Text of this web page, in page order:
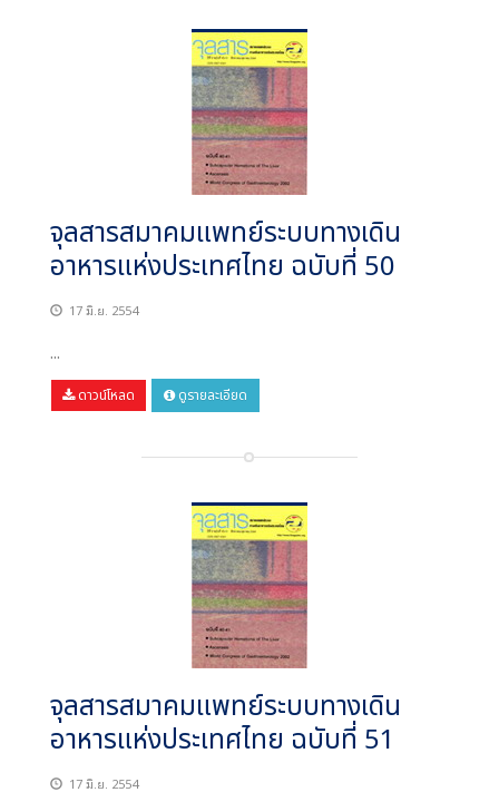
จุลสารสมาคมแพทย์ระบบทางเดิน
อาหารแห่งประเทศไทย ฉบับที่ 50
17 มิ.ย. 2554
...
ดาวน์โหลด ดูรายละเอียด
จุลสารสมาคมแพทย์ระบบทางเดิน
อาหารแห่งประเทศไทย ฉบับที่ 51
17 มิ.ย. 2554